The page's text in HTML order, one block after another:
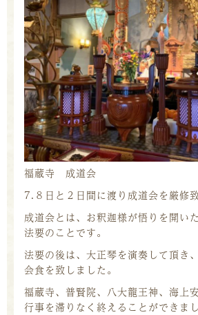
福蔵寺 成道会
7.８日と２日間に渡り成道会を厳修
成道会とは、お釈迦様が悟りを開い
法要のことです。
法要の後は、大正琴を演奏して頂き
会食を致しました。
福蔵寺、普賢院、八大龍王神、海上
行事を滞りなく終えることができまし